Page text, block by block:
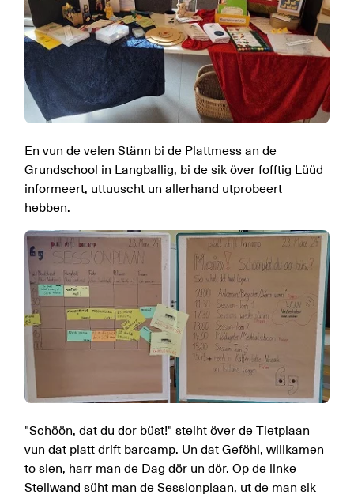
En vun de velen Stänn bi de Plattmess an de
Grundschool in Langballig, bi de sik över fofftig Lüüd
informeert, uttuuscht un allerhand utprobeert
hebben.
"Schöön, dat du dor büst!" steiht över de Tietplaan
vun dat platt drift barcamp. Un dat Geföhl, willkamen
to sien, harr man de Dag dör un dör. Op de linke
Stellwand süht man de Sessionplaan, ut de man sik